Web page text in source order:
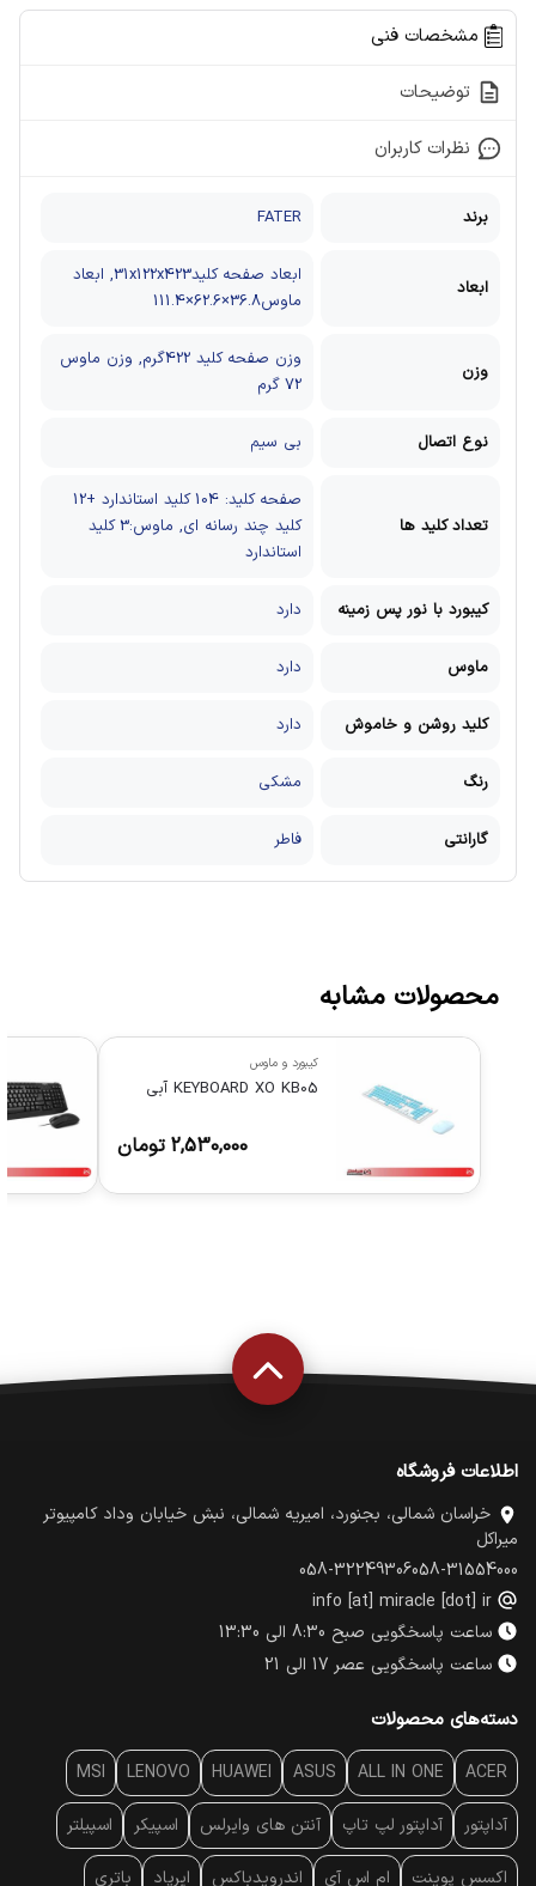
مشخصات فنی
توضیحات
نظرات کاربران
برند FATER
ابعاد
ابعاد صفحه کلید31x122x423, ابعاد
ماوس36.8×62.6×111.4
وزن
وزن صفحه کلید 422گرم, وزن ماوس
72 گرم
نوع اتصال بی سیم
تعداد کلید ها
صفحه کلید: 104 کلید استاندارد +12
کلید چند رسانه ای, ماوس:3 کلید
استاندارد
کیبورد با نور پس زمینه دارد
ماوس دارد
کلید روشن و خاموش دارد
رنگ مشکی
گارانتی فاطر
محصولات مشابه
کیبورد و ماوس
KEYBOARD XO KB05 آبی
2,530,000 تومان
اطلاعات فروشگاه
خراسان شمالی، بجنورد، امیریه شمالی، نبش خیابان وداد کامپیوتر
میراکل
058-31554000
058-32249306
info [at] miracle [dot] ir
ساعت پاسخگویی صبح 8:30 الی 13:30
ساعت پاسخگویی عصر 17 الی 21
دسته‌های محصولات
ACER
ALL IN ONE
ASUS
HUAWEI
LENOVO
MSI
آداپتور آداپتور لپ تاپ آنتن‌ های وایرلس اسپیکر اسپیلتر
اکسس پوینت ام اس آی اندرویدباکس ایرپاد باتری